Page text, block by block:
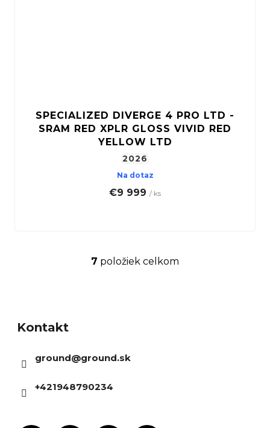
SPECIALIZED DIVERGE 4 PRO LTD -
SRAM RED XPLR GLOSS VIVID RED
YELLOW LTD
2026
Na dotaz
€9 999 / ks
O
7 položiek celkom
Kontakt
ground@ground.sk
+421948790234